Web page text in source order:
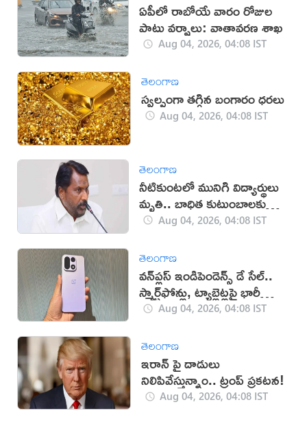
ఏపీలో రాబోయే వారం రోజుల
పాటు వర్షాలు: వాతావరణ శాఖ
Aug 04, 2026, 04:08 IST
తెలంగాణ
స్వల్పంగా తగ్గిన బంగారం ధరలు
Aug 04, 2026, 04:08 IST
తెలంగాణ
నీటికుంటలో మునిగి విద్యార్థులు
మృతి.. బాధిత కుటుంబాలకు
ఆర్థికసాయం
Aug 04, 2026, 04:08 IST
తెలంగాణ
వన్‌ప్లస్ ఇండిపెండెన్స్ డే సేల్..
స్మార్ట్‌ఫోన్లు, ట్యాబ్లెట్లపై భారీ
తగ్గింపులు
Aug 04, 2026, 04:08 IST
తెలంగాణ
ఇరాన్ పై దాడులు
నిలిపివేస్తున్నాం.. ట్రంప్ ప్రకటన!
Aug 04, 2026, 04:08 IST